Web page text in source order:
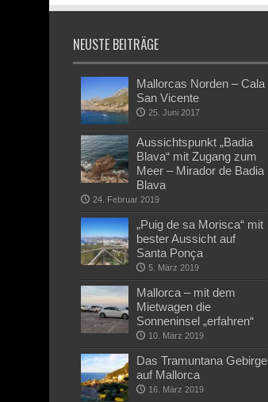
NEUSTE BEITRÄGE
Mallorcas Norden – Cala
San Vicente
25. Juni 2017
Aussichtspunkt „Badia
Blava“ mit Zugang zum
Meer – Mirador de Badia
Blava
24. Februar 2019
„Puig de sa Morisca“ mit
bester Aussicht auf
Santa Ponça
5. März 2019
Mallorca – mit dem
Mietwagen die
Sonneninsel „erfahren“
10. März 2019
Das Tramuntana Gebirge
auf Mallorca
16. März 2019